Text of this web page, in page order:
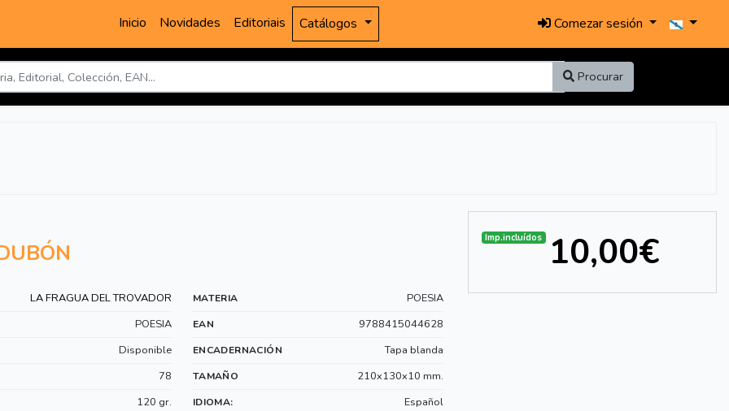
Inicio Novidades Editoriais Catálogos Comezar sesión
Procurar
LA FRAGUA DEL TROVADOR MATERIA POESIA
POESIA EAN 9788415044628
Disponible ENCADERNACIÓN Tapa blanda
78 TAMAÑO 210x130x10 mm.
120 gr. IDIOMA: Español
Imp.incluídos 10,00€